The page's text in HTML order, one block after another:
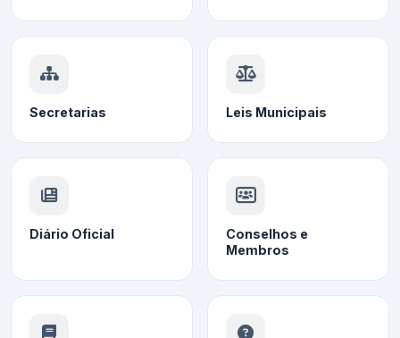
Secretarias Leis Municipais
Diário Oficial
Conselhos e
Membros